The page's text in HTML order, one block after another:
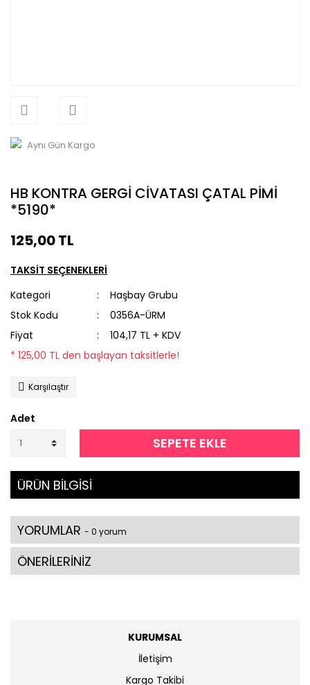
Aynı Gün Kargo
HB KONTRA GERGİ CİVATASI ÇATAL PİMİ
*5190*
125,00 TL
TAKSİT SEÇENEKLERİ
Kategori
Haşbay Grubu
Stok Kodu
0356A-ÜRM
Fiyat
104,17 TL + KDV
* 125,00 TL den başlayan taksitlerle!
Karşılaştır
Adet
SEPETE EKLE
ÜRÜN BİLGİSİ
YORUMLAR - 0 yorum
ÖNERİLERİNİZ
KURUMSAL
İletişim
Kargo Takibi